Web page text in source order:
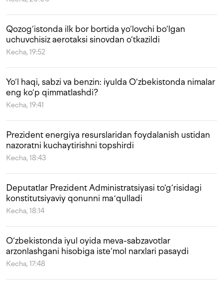
Qozog‘istonda ilk bor bortida yo‘lovchi bo‘lgan
uchuvchisiz aerotaksi sinovdan o‘tkazildi
Kecha, 19:52
Yo‘l haqi, sabzi va benzin: iyulda O‘zbekistonda nimalar
eng ko‘p qimmatlashdi?
Kecha, 19:41
Prezident energiya resurslaridan foydalanish ustidan
nazoratni kuchaytirishni topshirdi
Kecha, 18:43
Deputatlar Prezident Administratsiyasi to‘g‘risidagi
konstitutsiyaviy qonunni maʼqulladi
Kecha, 18:14
O‘zbekistonda iyul oyida meva-sabzavotlar
arzonlashgani hisobiga iste‘mol narxlari pasaydi
Kecha, 17:48